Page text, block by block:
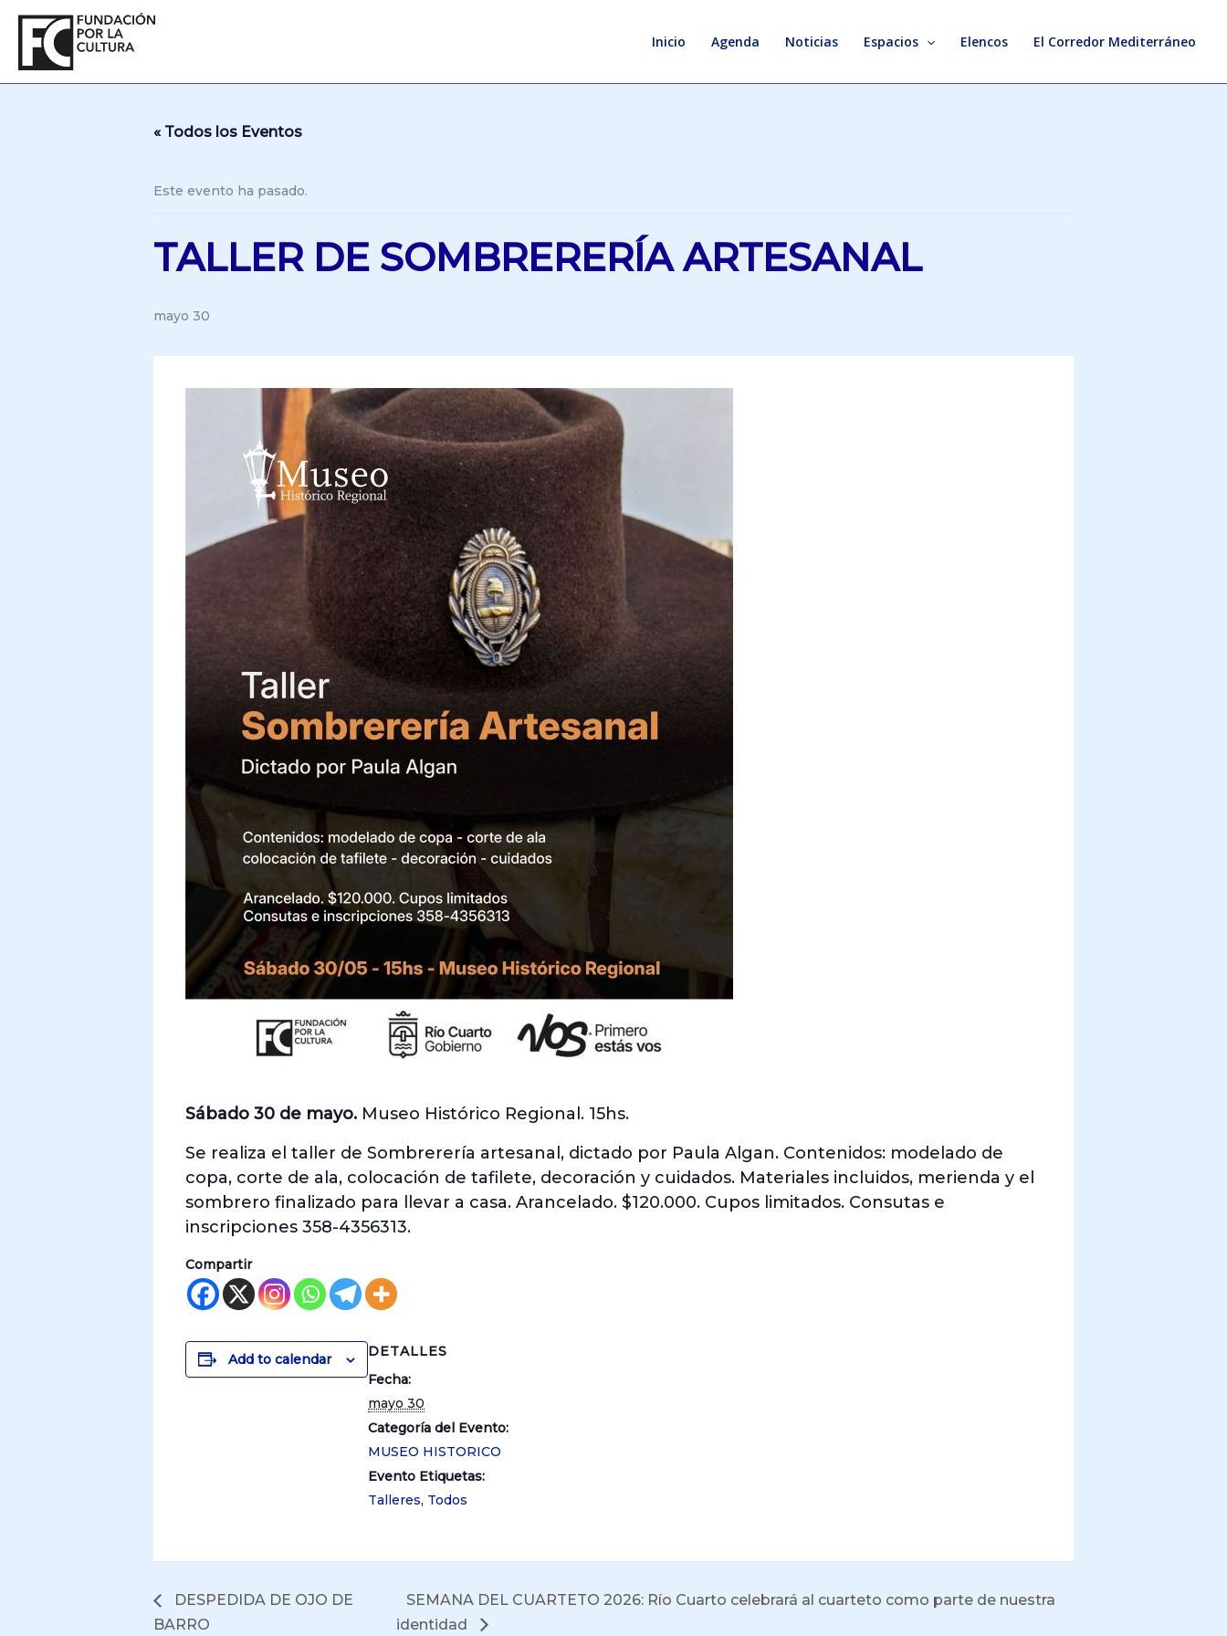
contenido
Inicio Agenda Noticias Espacios Elencos El Corredor Mediterráneo
« Todos los Eventos
Este evento ha pasado.
TALLER DE SOMBRERERÍA ARTESANAL
mayo 30
Sábado 30 de mayo. Museo Histórico Regional. 15hs.
Se realiza el taller de Sombrerería artesanal, dictado por Paula Algan. Contenidos: modelado de
copa, corte de ala, colocación de tafilete, decoración y cuidados. Materiales incluidos, merienda y el
sombrero finalizado para llevar a casa. Arancelado. $120.000. Cupos limitados. Consutas e
inscripciones 358-4356313.
Compartir
Add to calendar
DETALLES
Fecha:
mayo 30
Categoría del Evento:
MUSEO HISTORICO
Evento Etiquetas:
Talleres, Todos
DESPEDIDA DE OJO DE
BARRO
SEMANA DEL CUARTETO 2026: Río Cuarto celebrará al cuarteto como parte de nuestra
identidad